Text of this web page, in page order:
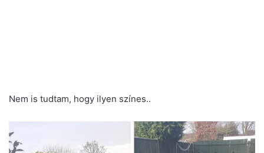
Nem is tudtam, hogy ilyen színes..